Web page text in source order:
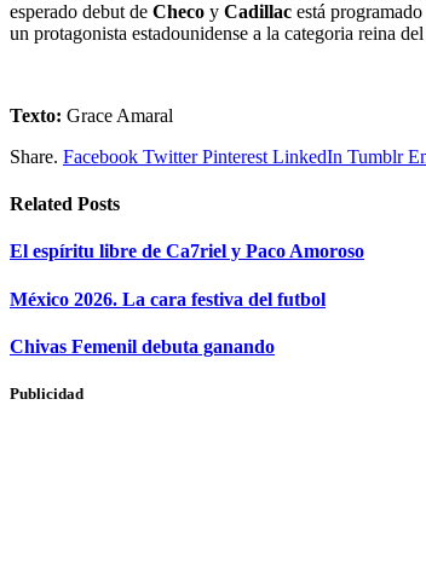
esperado debut de Checo y Cadillac está programado
un protagonista estadounidense a la categoria reina
Texto: Grace Amaral
Share. Facebook Twitter Pinterest LinkedIn Tumblr
Related Posts
​El espíritu libre de Ca7riel y Paco Amoroso
México 2026. La cara festiva del futbol
Chivas Femenil debuta ganando
Publicidad